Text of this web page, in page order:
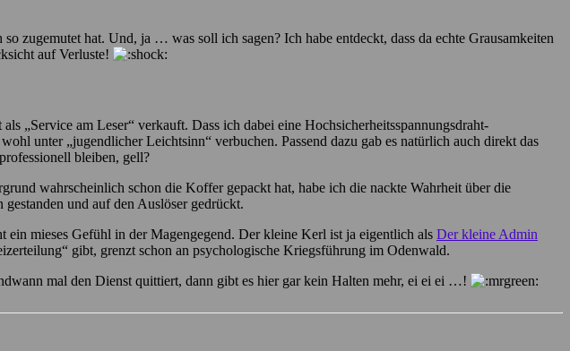
zugemutet hat. Und, ja … was soll ich sagen? Ich habe entdeckt, dass da echte Grausamkeiten
auf Verluste!
als „Service am Leser“ verkauft. Dass ich dabei eine Hochsicherheitsspannungsdraht-
unter „jugendlicher Leichtsinn“ verbuchen. Passend dazu gab es natürlich auch direkt das
bleiben, gell?
wahrscheinlich schon die Koffer gepackt hat, habe ich die nackte Wahrheit über die
und auf den Auslöser gedrückt.
ein mieses Gefühl in der Magengegend. Der kleine Kerl ist ja eigentlich als Der kleine Admin
gibt, grenzt schon an psychologische Kriegsführung im Odenwald.
mal den Dienst quittiert, dann gibt es hier gar kein Halten mehr, ei ei ei …!